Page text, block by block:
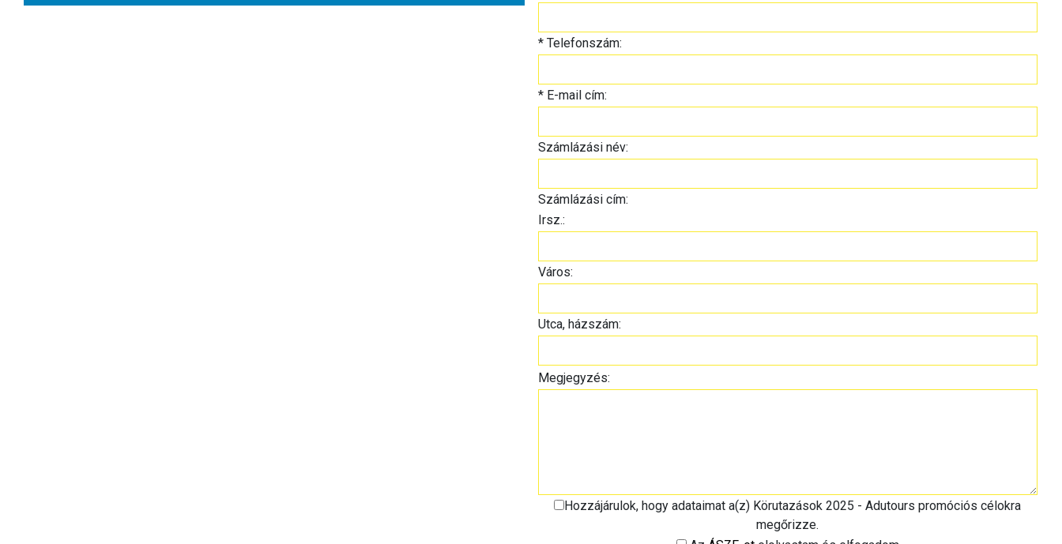
*Telefonszám:
*E-mail cím:
Számlázási név:
Számlázási cím:
Irsz.:
Város:
Utca, házszám:
Megjegyzés:
Hozzájárulok, hogy adataimat a(z) Körutazások 2025 - Adutours promóciós célokra
megőrizze.